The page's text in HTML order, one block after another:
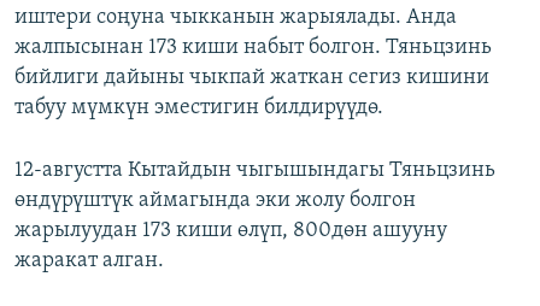
ЭЖЕ-СИҢДИЛЕР
АЗАТТЫК+
ОНЛАЙН ШЕРИНЕ
ЭЕ/АРнун бардык сайттары
иштери соңуна чыкканын жарыялады. Анда
жалпысынан 173 киши набыт болгон. Тяньцзинь
бийлиги дайыны чыкпай жаткан сегиз кишини
табуу мүмкүн эместигин билдирүүдө.
12-августта Кытайдын чыгышындагы Тяньцзинь
өндүрүштүк аймагында эки жолу болгон
жарылуудан 173 киши өлүп, 800дөн ашууну
жаракат алган.